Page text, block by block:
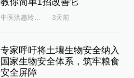
中医洪惠玲大夫 3天前
专家呼吁将土壤生物安全纳入
国家生物安全体系，筑牢粮食
安全屏障